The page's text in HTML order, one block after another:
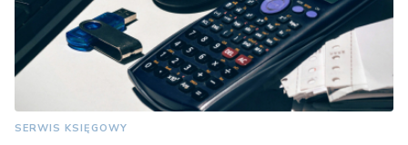
SERWIS KSIĘGOWY